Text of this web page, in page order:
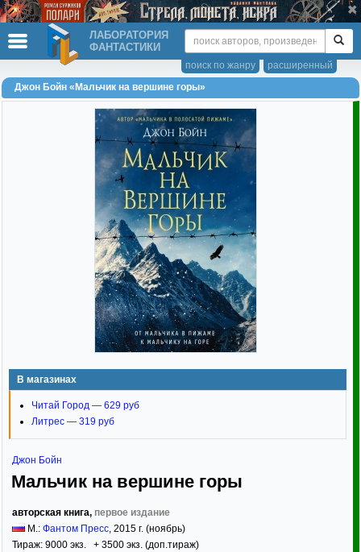
ЛАБОРАТОРИЯ
ФАНТАСТИКИ
расширенный
поиск по жанру
Джон Бойн «Мальчик на вершине горы»
В магазинах
Читай Город — 629 руб
Литрес — 319 руб
Джон Бойн
Мальчик на вершине горы
авторская книга, первое издание
М.: Фантом Пресс, 2015 г. (ноябрь)
Тираж: 9000 экз. + 3500 экз. (доп.тираж)